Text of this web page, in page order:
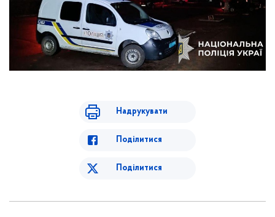
Надрукувати
Поділитися
Поділитися